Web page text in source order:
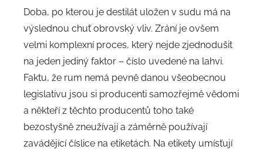
Doba, po kterou je destilát uložen v sudu má na
výslednou chuť obrovský vliv. Zrání je ovšem
velmi komplexní proces, který nejde zjednodušit
na jeden jediný faktor – číslo uvedené na lahvi.
Faktu, že rum nemá pevně danou všeobecnou
legislativu jsou si producenti samozřejmě vědomi
a někteří z těchto producentů toho také
bezostyšně zneužívají a záměrně používají
zavádějící číslice na etiketách. Na etikety umísťují